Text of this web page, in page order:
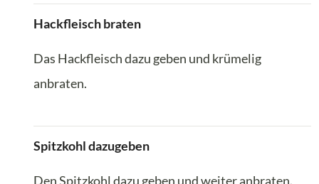
Hackfleisch braten
Das Hackfleisch dazu geben und krümelig
anbraten.
Spitzkohl dazugeben
Den Spitzkohl dazu geben und weiter anbraten.